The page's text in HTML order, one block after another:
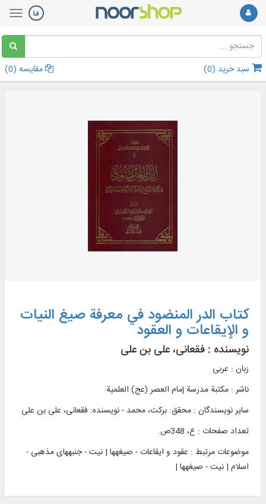
سبد خرید (0
) مقایسه (0
)
کتاب الدر المنضود في معرفة صیغ النیات
و الإیقاعات و العقود
نویسنده : فقعانی، علی بن علی
زبان : عربی
ناشر : مکتبة مدرسة إمام العصر (عج) العلمية
سایر نویسندگان : محقق: برکت، محمد - نویسنده: فقعانی، علی بن علی
تعداد صفحات : ع، 348ص.
موضوعات مرتبط :
عقود و ایقاعات - صیغه‎ها | نیت - جنبه‎های مذهبی -
اسلام | نیت - صیغه‎ها |